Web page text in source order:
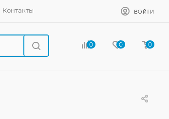
Контакты ВОЙТИ
0 0 0